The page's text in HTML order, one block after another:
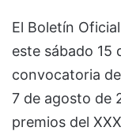
El Boletín
este sábado 15
convocatoria
7 de agosto de
premios del